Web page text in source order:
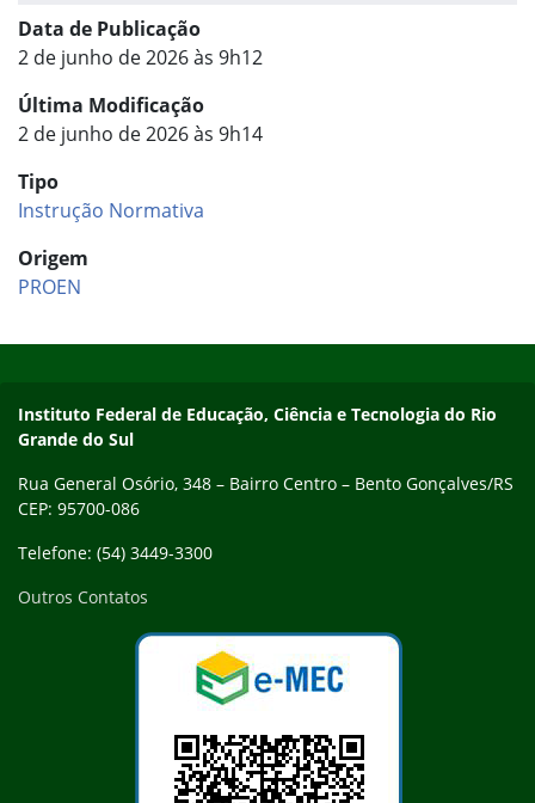
Data de Publicação
2 de junho de 2026 às 9h12
Última Modificação
2 de junho de 2026 às 9h14
Tipo
Instrução Normativa
Origem
PROEN
Contato
Instituto Federal de Educação, Ciência e Tecnologia do Rio
Grande do Sul
Rua General Osório, 348 – Bairro Centro – Bento Gonçalves/RS
CEP: 95700-086
Telefone: (54) 3449-3300
Outros Contatos